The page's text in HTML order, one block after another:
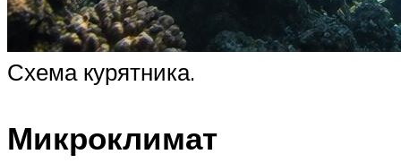
Схема курятника.
Микроклимат